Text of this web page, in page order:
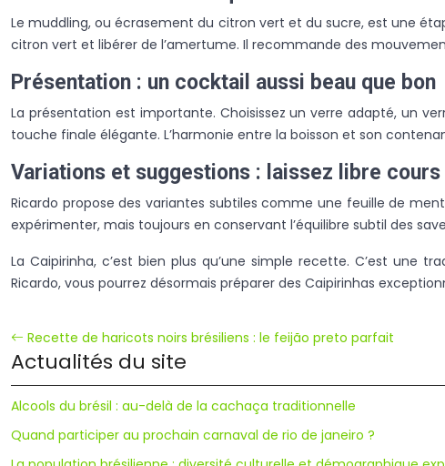
Le muddling, ou écrasement du citron vert et du sucre, est une
citron vert et libérer de l’amertume. Il recommande des
Présentation : un cocktail aussi beau que bon
La présentation est importante. Choisissez un verre adapté, un
touche finale élégante. L’harmonie entre la boisson et son
Variations et suggestions : laissez libre
Ricardo propose des variantes subtiles comme une feuille de
expérimenter, mais toujours en conservant l’équilibre subtil des
La Caipirinha, c’est bien plus qu’une simple recette. C’est une
Ricardo, vous pourrez désormais préparer des Caipirinhas
Recette de haricots noirs brésiliens : le feijão preto parfait
Actualités du site
Alcools du brésil : au-delà de la cachaça traditionnelle
Quand participer au prochain carnaval de rio de janeiro ?